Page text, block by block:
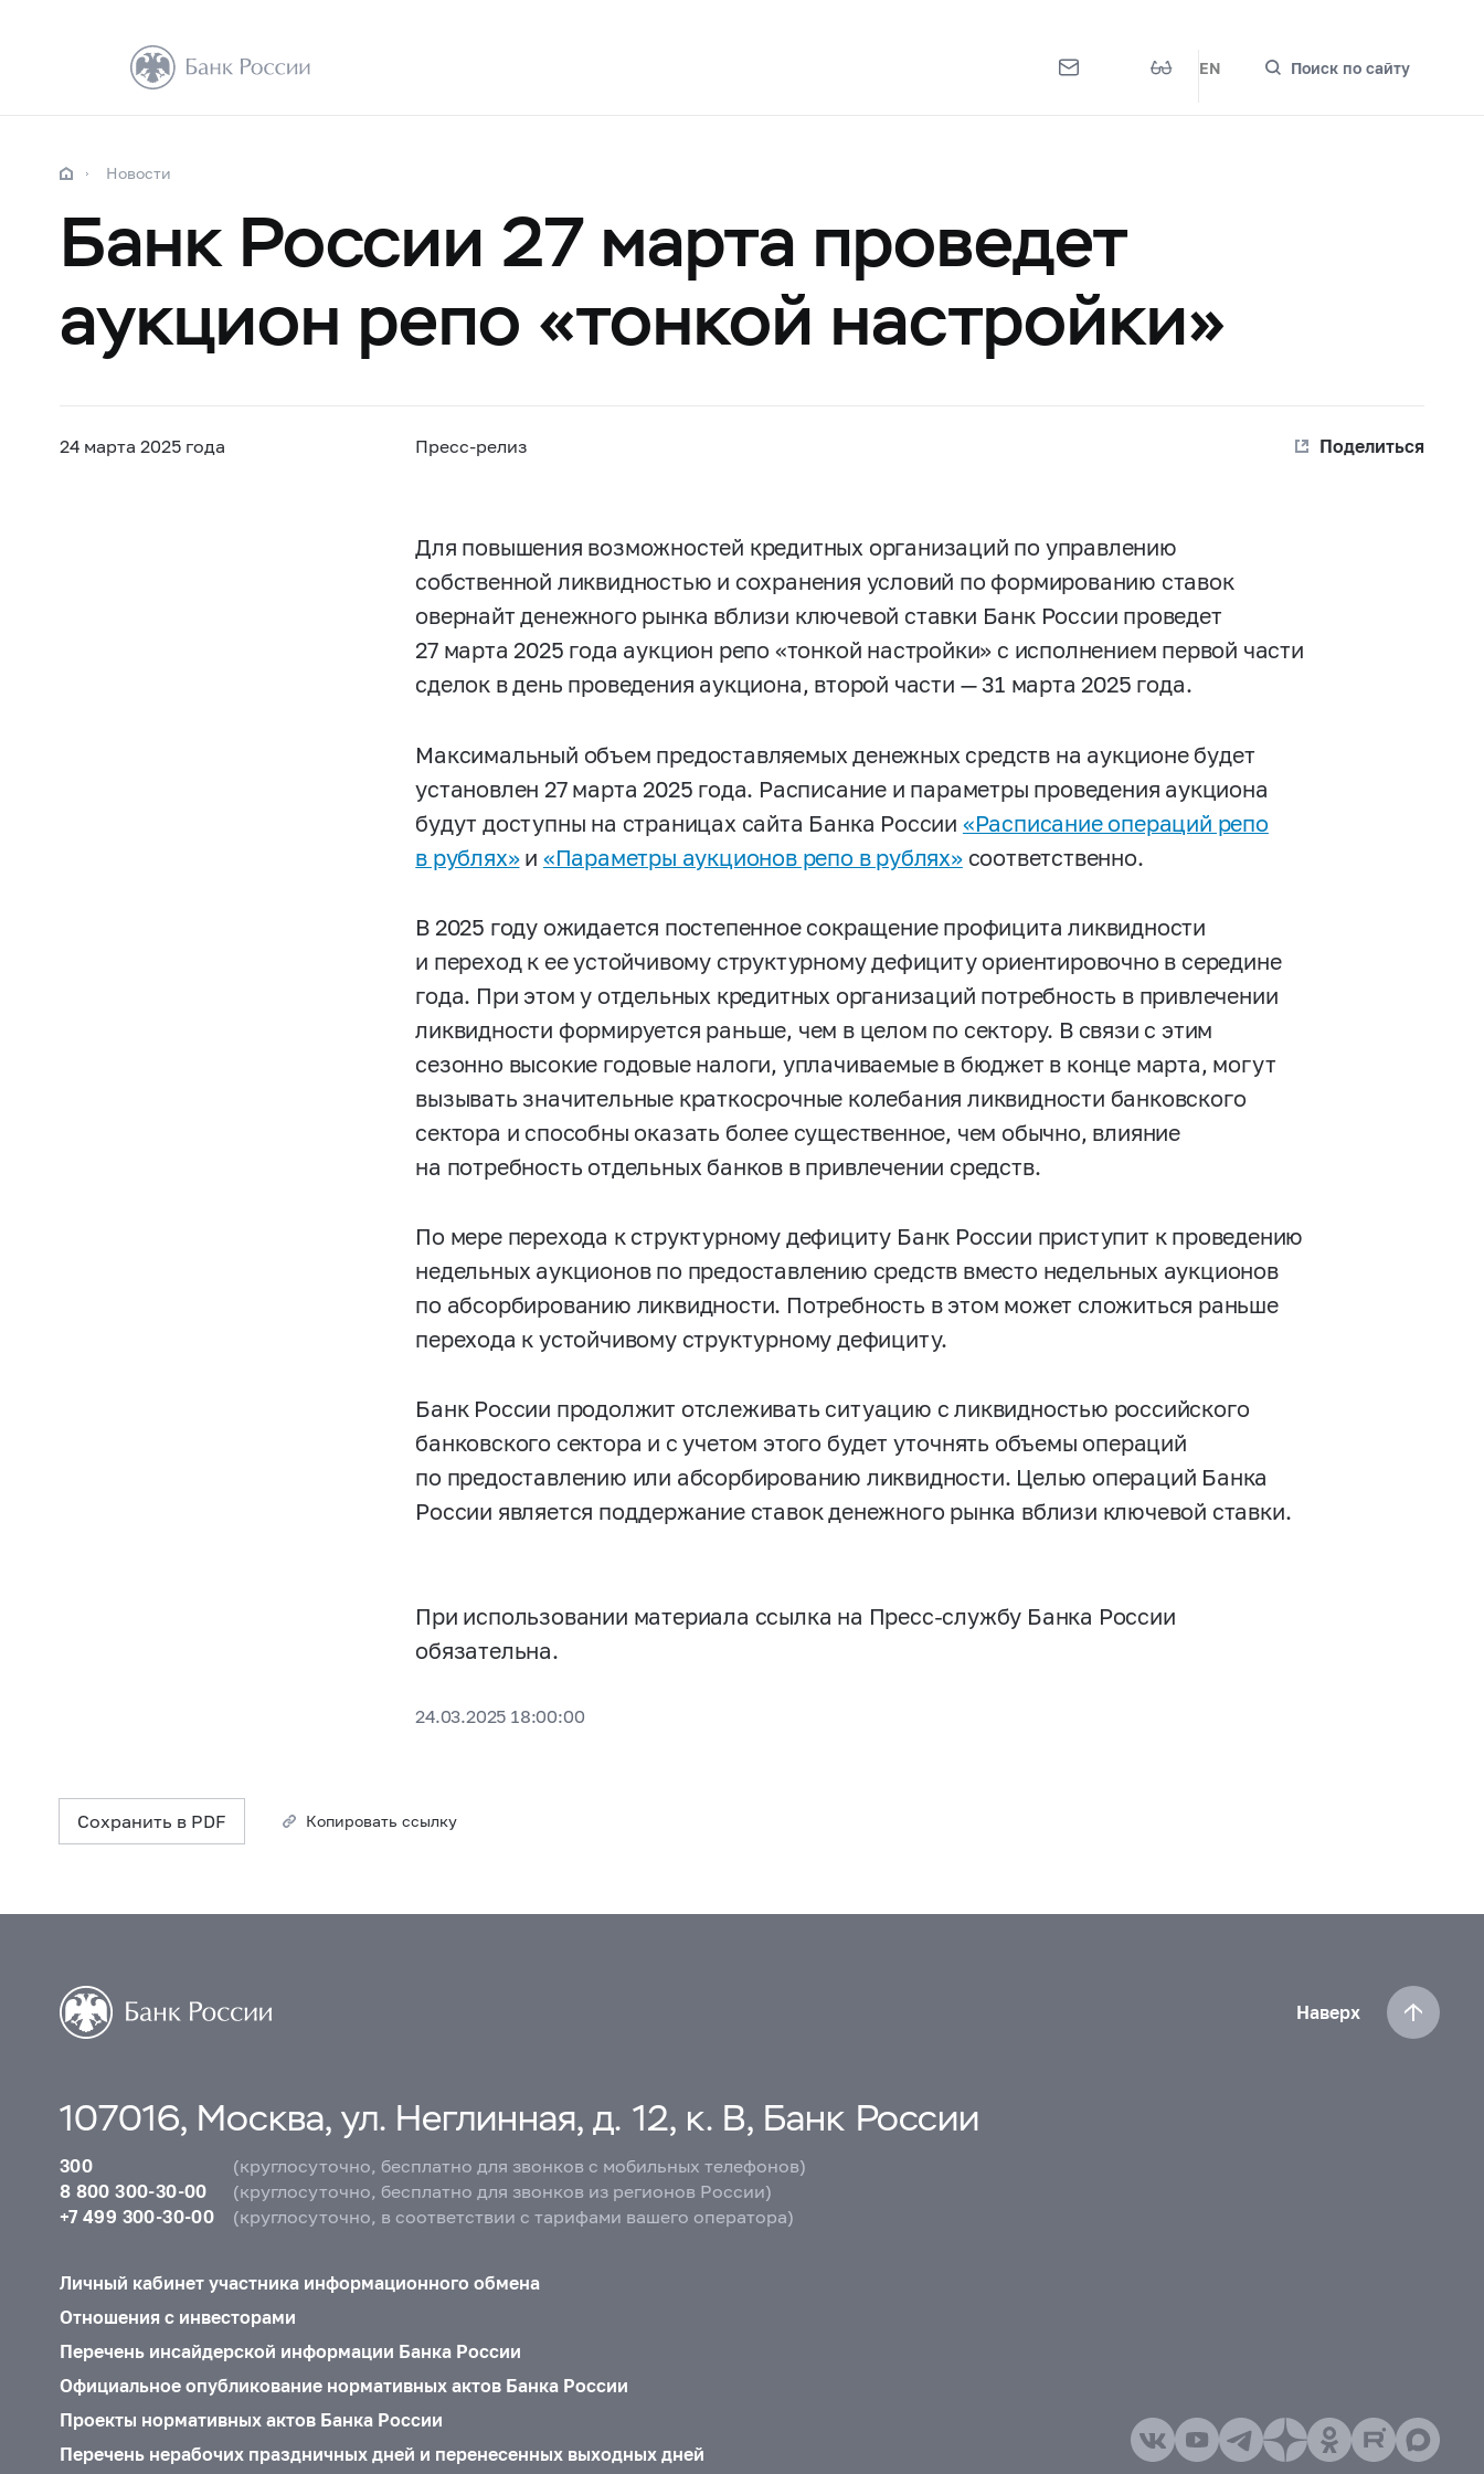
EN Поиск по сайту
Новости
Банк России 27 марта проведет
аукцион репо «тонкой настройки»
24 марта 2025 года Пресс-релиз Поделиться
Для повышения возможностей кредитных организаций по управлению
собственной ликвидностью и сохранения условий по формированию ставок
овернайт денежного рынка вблизи ключевой ставки Банк России проведет
27 марта 2025 года аукцион репо «тонкой настройки» с исполнением первой части
сделок в день проведения аукциона, второй части — 31 марта 2025 года.
Максимальный объем предоставляемых денежных средств на аукционе будет
установлен 27 марта 2025 года. Расписание и параметры проведения аукциона
будут доступны на страницах сайта Банка России «Расписание операций репо
в рублях»и «Параметры аукционов репо в рублях»соответственно.
В 2025 году ожидается постепенное сокращение профицита ликвидности
и переход к ее устойчивому структурному дефициту ориентировочно в середине
года. При этом у отдельных кредитных организаций потребность в привлечении
ликвидности формируется раньше, чем в целом по сектору. В связи с этим
сезонно высокие годовые налоги, уплачиваемые в бюджет в конце марта, могут
вызывать значительные краткосрочные колебания ликвидности банковского
сектора и способны оказать более существенное, чем обычно, влияние
на потребность отдельных банков в привлечении средств.
По мере перехода к структурному дефициту Банк России приступит к проведению
недельных аукционов по предоставлению средств вместо недельных аукционов
по абсорбированию ликвидности. Потребность в этом может сложиться раньше
перехода к устойчивому структурному дефициту.
Банк России продолжит отслеживать ситуацию с ликвидностью российского
банковского сектора и с учетом этого будет уточнять объемы операций
по предоставлению или абсорбированию ликвидности. Целью операций Банка
России является поддержание ставок денежного рынка вблизи ключевой ставки.
При использовании материала ссылка на Пресс-службу Банка России
обязательна.
24.03.2025 18:00:00
Сохранить в PDF Копировать ссылку
Наверх
107016, Москва, ул. Неглинная, д. 12, к. В, Банк России
300
(круглосуточно, бесплатно для звонков с мобильных телефонов)
8 800 300-30-00
(круглосуточно, бесплатно для звонков из регионов России)
+7 499 300-30-00
(круглосуточно, в соответствии с тарифами вашего оператора)
Личный кабинет участника информационного обмена
Отношения с инвесторами
Перечень инсайдерской информации Банка России
Официальное опубликование нормативных актов Банка России
Проекты нормативных актов Банка России
Перечень нерабочих праздничных дней и перенесенных выходных дней